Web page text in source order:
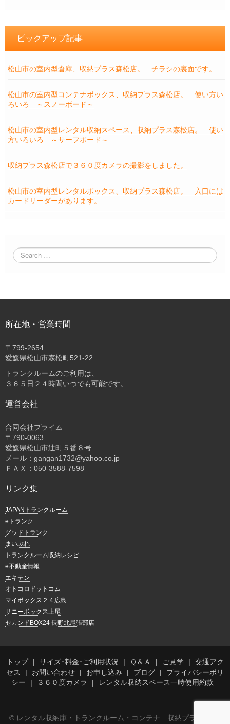
ピックアップ記事
松山市の室内型倉庫、収納プラス森松店。 チラシの裏面です。
松山市の室内型コンテナボックス、収納プラス森松店。 使い方い
ろいろ ～スノーボード～
松山市の室内型レンタル収納スペース、収納プラス森松店。 使い
方いろいろ ～サーフボード～
収納プラス森松店で３６０度カメラの撮影をしました。
松山市の室内型レンタルボックス、収納プラス森松店。 入口には
カードリーダーがあります。
所在地・営業時間
〒 799-2654
愛媛県松山市森松町521-22
トランクルームのご利用は、
３６５日２４時間いつでも可能です。
運営会社
合同会社プライム
〒 790-0063
愛媛県松山市辻町５番８号
メール：gangan1732@yahoo.co.jp
ＦＡＸ：050-3588-7598
リンク集
JAPANトランクルーム
eトランク
グッドトランク
まいぷれ
トランクルーム収納レシピ
e不動産情報
エキテン
オトコロドットコム
マイボックス２４広島
サニーボックス上尾
セカンドBOX24 長野北尾張部店
トップ サイズ･料金･ご利用状況 Ｑ＆Ａ ご見学
交通アク
セス
お問い合わせ お申し込み ブログ
プライバシーポリ
シー
３６０度カメラ レンタル収納スペース一時使用約款
© レンタル収納庫・トランクルーム・コンテナ 収納プラス森松店